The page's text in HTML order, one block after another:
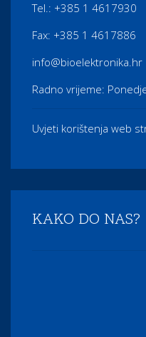
Tel.: +385 1 4617930
Fax: +385 1 4617886
info@bioelektronika.hr
Radno vrijeme:
Uvjeti korištenja web
KAKO DO NAS?